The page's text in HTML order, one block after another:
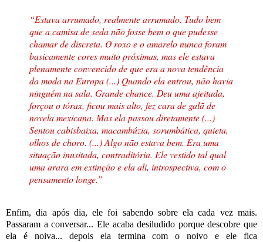
“Estava arrumado, realmente arrumado. Tudo bem
que a camisa de seda não fosse bem o que pudesse
chamar de discreta. O roxo e o amarelo nunca foram
basicamente cores muito próximas, mas ele estava
plenamente convencido de que era a nova tendência
da moda na Europa (...) Quando ela entrou, não havia
ninguém na sala. Grande chance. Deu uma ajeitada,
forçou o tórax, ficou mais alto, fez cara de galã de
novela mexicana. Mas ela passou diretamente (...)
Sentou cabisbaixa, macambúzia, sorumbática, quieta,
olhos de choro. (...) Algo não estava bem. Era uma
situação inusitada, contraditória. Ele vestido tal qual
uma arara em extinção e ela ali, introspectiva, com o
pensamento longe.”
Enfim, dia após dia, ele foi sabendo sobre ela cada vez mais.
Passaram a conversar... Ele acaba desiludido porque descobre que
ela é noiva... depois ela termina com o noivo e ele fica